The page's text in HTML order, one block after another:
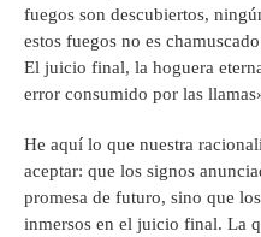
fuegos son descubiertos,
estos fuegos no es
El juicio final, la hoguera
error consumido por las
He aquí lo que nuestra
aceptar: que los signos
promesa de futuro, sino que
inmersos en el juicio final. La